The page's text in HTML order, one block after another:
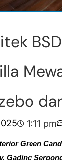
1:11 pm
Green
Gading